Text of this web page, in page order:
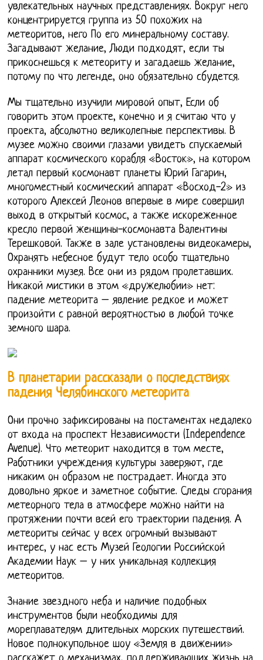
увлекательных научных представлениях. Вокруг него
концентрируется группа из 50 похожих на
метеоритов, него По его минеральному составу.
Загадывают желание, Люди подходят, если ты
прикоснешься к метеориту и загадаешь желание,
потому по что легенде, оно обязательно сбудется.
Мы тщательно изучили мировой опыт, Если об
говорить этом проекте, конечно и я считаю что у
проекта, абсолютно великолепные перспективы. В
музее можно своими глазами увидеть спускаемый
аппарат космического корабля «Восток», на котором
летал первый космонавт планеты Юрий Гагарин,
многоместный космический аппарат «Восход-2» из
которого Алексей Леонов впервые в мире совершил
выход в открытый космос, а также искореженное
кресло первой женщины-космонавта Валентины
Терешковой. Также в зале установлены видеокамеры,
Охранять небесное будут тело особо тщательно
охранники музея. Все они из рядом пролетавших.
Никакой мистики в этом «дружелюбии» нет:
падение метеорита – явление редкое и может
произойти с равной вероятностью в любой точке
земного шара.
В планетарии рассказали о последствиях
падения Челябинского метеорита
Они прочно зафиксированы на постаментах недалеко
от входа на проспект Независимости (Independence
Avenue). Что метеорит находится в том месте,
Работники учреждения культуры заверяют, где
никаким он образом не пострадает. Иногда это
довольно яркое и заметное событие. Следы сгорания
метеорного тела в атмосфере можно найти на
протяжении почти всей его траектории падения. А
метеориты сейчас у всех огромный вызывают
интерес, у нас есть Музей Геологии Российской
Академии Наук – у них уникальная коллекция
метеоритов.
Знание звездного неба и наличие подобных
инструментов были необходимы для
мореплавателям длительных морских путешествий.
Новое полнокупольное шоу «Земля в движении»